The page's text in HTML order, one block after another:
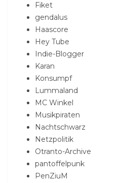
Fiket
gendalus
Haascore
Hey Tube
Indie-Blogger
Karan
Konsumpf
Lummaland
MC Winkel
Musikpiraten
Nachtschwarz
Netzpolitik
Otranto-Archive
pantoffelpunk
PenZiuM